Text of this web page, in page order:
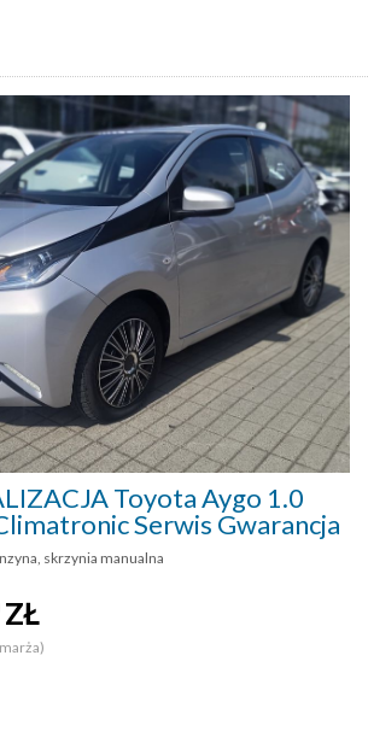
Toyota Aygo 1.0
Serwis Gwarancja
skrzynia manualna
ZŁ